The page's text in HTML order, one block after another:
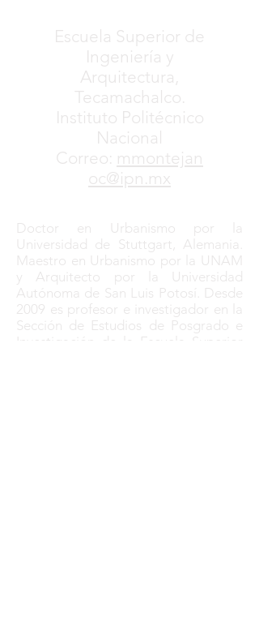
Escuela Superior de
Ingeniería y
Arquitectura,
Tecamachalco.
Instituto Politécnico
Nacional
Correo: mmontejan
oc@ipn.mx
Doctor en Urbanismo por la
Universidad de Stuttgart, Alemania.
Maestro en Urbanismo por la UNAM
y Arquitecto por la Universidad
Autónoma de San Luis Potosí. Desde
2009 es profesor e investigador en la
Sección de Estudios de Posgrado e
Investigación de la Escuela Superior